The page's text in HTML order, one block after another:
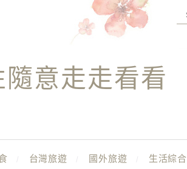
意走走看看
台灣旅遊 國外旅遊 生活綜合